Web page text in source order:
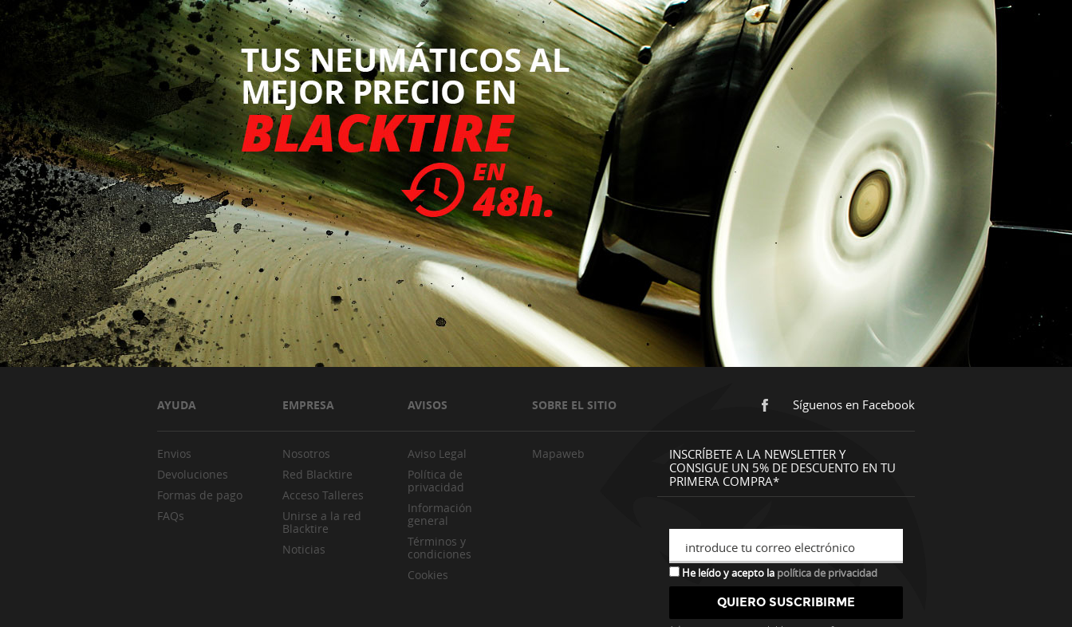
AYUDA EMPRESA AVISOS SOBRE EL SITIO Síguenos en Facebook
Envios
Devoluciones
Formas de pago
FAQs
Nosotros
Red Blacktire
Acceso Talleres
Unirse a la red
Blacktire
Noticias
Aviso Legal
Política de
privacidad
Información
general
Términos y
condiciones
Cookies
Mapaweb
INSCRÍBETE A LA NEWSLETTER Y
CONSIGUE UN 5% DE DESCUENTO EN TU
PRIMERA COMPRA*
introduce tu correo electrónico
He leído y acepto la política de privacidad